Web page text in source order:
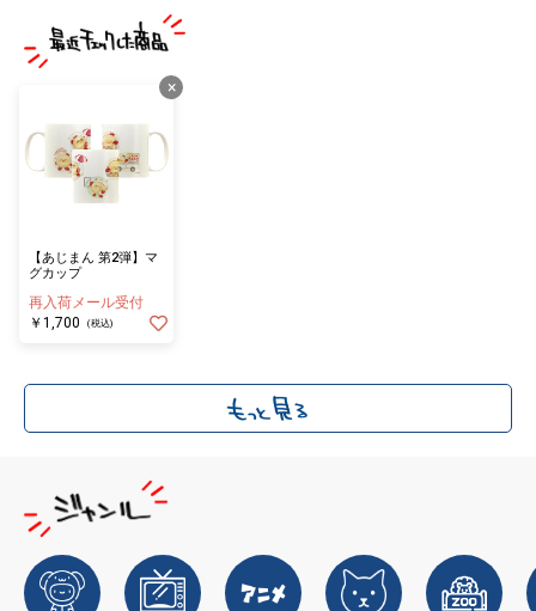
×
【あじまん 第2弾】マ
グカップ
再入荷メール受付
￥1,700
(税込)